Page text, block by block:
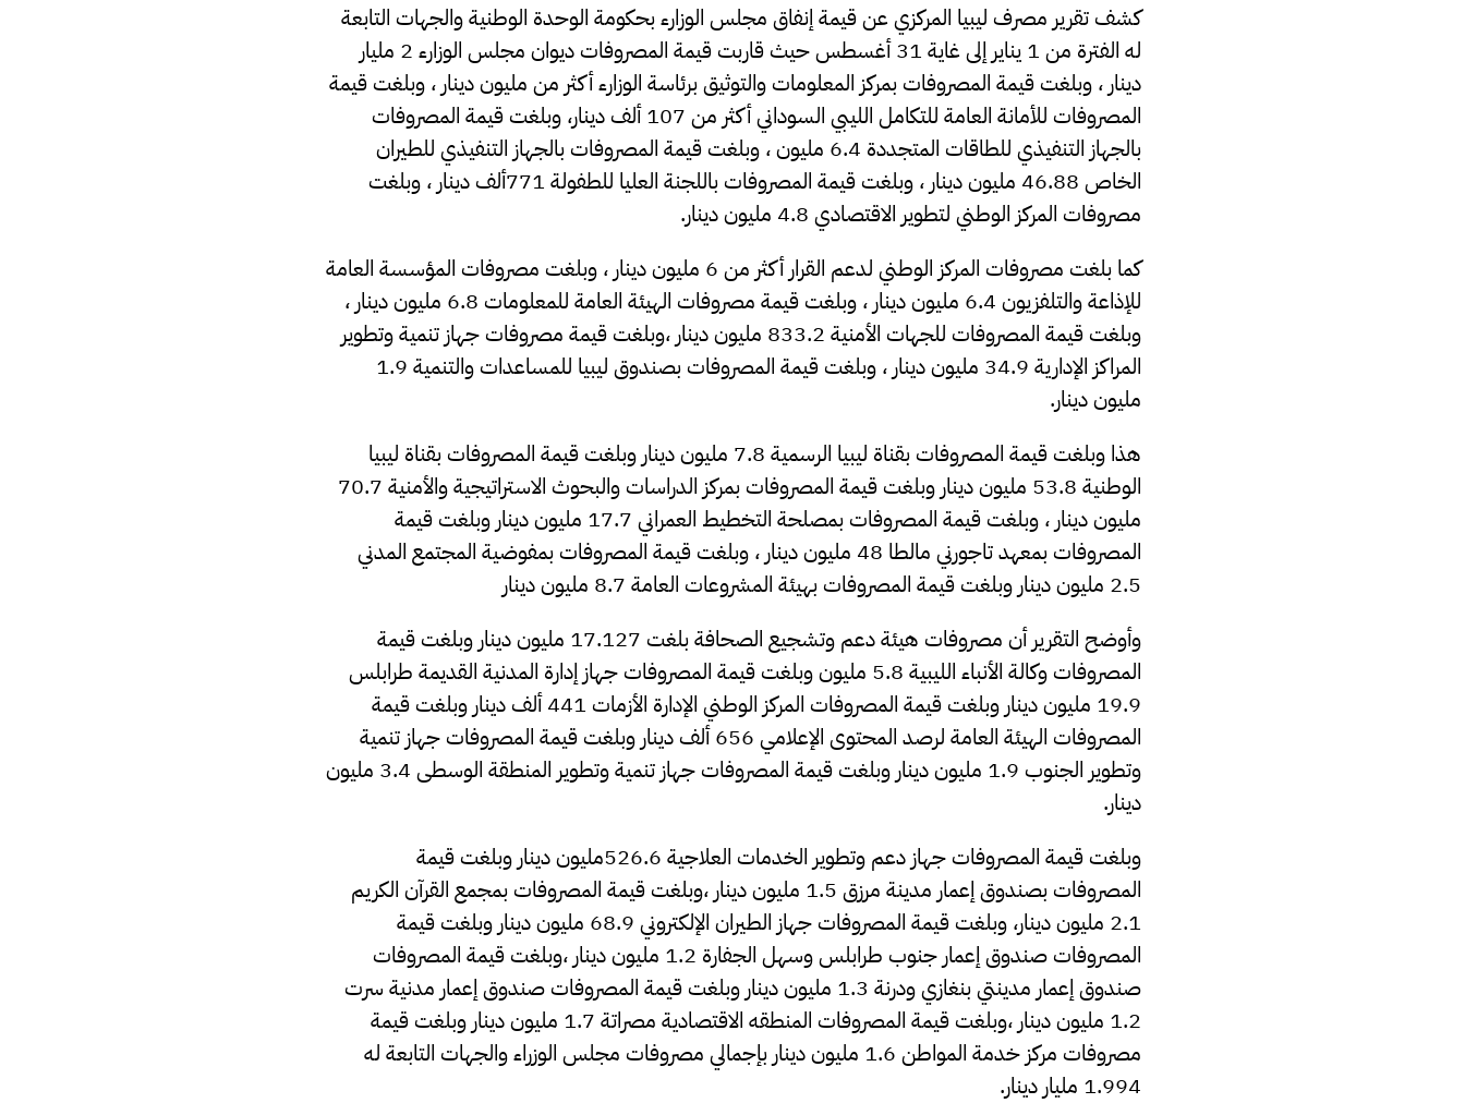
كشف تقرير مصرف ليبيا المركزي عن قيمة إنفاق مجلس الوزارء بحكومة الوحدة الوطنية والجهات التابعة
له الفترة من 1 يناير إلى غاية 31 أغسطس حيث قاربت قيمة المصروفات ديوان مجلس الوزارء 2 مليار
دينار ، وبلغت قيمة المصروفات بمركز المعلومات والتوثيق برئاسة الوزارء أكثر من مليون دينار ، وبلغت قيمة
المصروفات للأمانة العامة للتكامل الليبي السوداني أكثر من 107 ألف دينار، وبلغت قيمة المصروفات
بالجهاز التنفيذي للطاقات المتجددة 6.4 مليون ، وبلغت قيمة المصروفات بالجهاز التنفيذي للطيران
الخاص 46.88 مليون دينار ، وبلغت قيمة المصروفات باللجنة العليا للطفولة 771ألف دينار ، وبلغت
مصروفات المركز الوطني لتطوير الاقتصادي 4.8 مليون دينار.
كما بلغت مصروفات المركز الوطني لدعم القرار أكثر من 6 مليون دينار ، وبلغت مصروفات المؤسسة العامة
للإذاعة والتلفزيون 6.4 مليون دينار ، وبلغت قيمة مصروفات الهيئة العامة للمعلومات 6.8 مليون دينار ،
وبلغت قيمة المصروفات للجهات الأمنية 833.2 مليون دينار ،وبلغت قيمة مصروفات جهاز تنمية وتطوير
المراكز الإدارية 34.9 مليون دينار ، وبلغت قيمة المصروفات بصندوق ليبيا للمساعدات والتنمية 1.9
مليون دينار.
هذا وبلغت قيمة المصروفات بقناة ليبيا الرسمية 7.8 مليون دينار وبلغت قيمة المصروفات بقناة ليبيا
الوطنية 53.8 مليون دينار وبلغت قيمة المصروفات بمركز الدراسات والبحوث الاستراتيجية والأمنية 70.7
مليون دينار ، وبلغت قيمة المصروفات بمصلحة التخطيط العمراني 17.7 مليون دينار وبلغت قيمة
المصروفات بمعهد تاجورني مالطا 48 مليون دينار ، وبلغت قيمة المصروفات بمفوضية المجتمع المدني
2.5 مليون دينار وبلغت قيمة المصروفات بهيئة المشروعات العامة 8.7 مليون دينار
وأوضح التقرير أن مصروفات هيئة دعم وتشجيع الصحافة بلغت 17.127 مليون دينار وبلغت قيمة
المصروفات وكالة الأنباء الليبية 5.8 مليون وبلغت قيمة المصروفات جهاز إدارة المدنية القديمة طرابلس
19.9 مليون دينار وبلغت قيمة المصروفات المركز الوطني الإدارة الأزمات 441 ألف دينار وبلغت قيمة
المصروفات الهيئة العامة لرصد المحتوى الإعلامي 656 ألف دينار وبلغت قيمة المصروفات جهاز تنمية
وتطوير الجنوب 1.9 مليون دينار وبلغت قيمة المصروفات جهاز تنمية وتطوير المنطقة الوسطى 3.4 مليون
دينار.
وبلغت قيمة المصروفات جهاز دعم وتطوير الخدمات العلاجية 526.6مليون دينار وبلغت قيمة
المصروفات بصندوق إعمار مدينة مرزق 1.5 مليون دينار ،وبلغت قيمة المصروفات بمجمع القرآن الكريم
2.1 مليون دينار، وبلغت قيمة المصروفات جهاز الطيران الإلكتروني 68.9 مليون دينار وبلغت قيمة
المصروفات صندوق إعمار جنوب طرابلس وسهل الجفارة 1.2 مليون دينار ،وبلغت قيمة المصروفات
صندوق إعمار مدينتي بنغازي ودرنة 1.3 مليون دينار وبلغت قيمة المصروفات صندوق إعمار مدنية سرت
1.2 مليون دينار ،وبلغت قيمة المصروفات المنطقه الاقتصادية مصراتة 1.7 مليون دينار وبلغت قيمة
مصروفات مركز خدمة المواطن 1.6 مليون دينار بإجمالي مصروفات مجلس الوزراء والجهات التابعة له
1.994 مليار دينار.